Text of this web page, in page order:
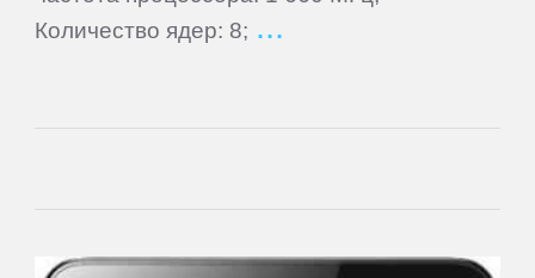
Количество ядер: 8;